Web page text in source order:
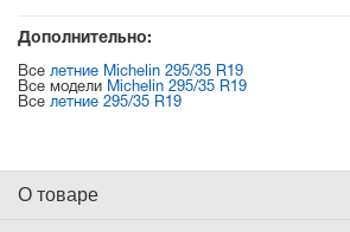
Дополнительно:
Все летние Michelin 295/35 R19
Все модели Michelin 295/35 R19
Все летние 295/35 R19
О товаре